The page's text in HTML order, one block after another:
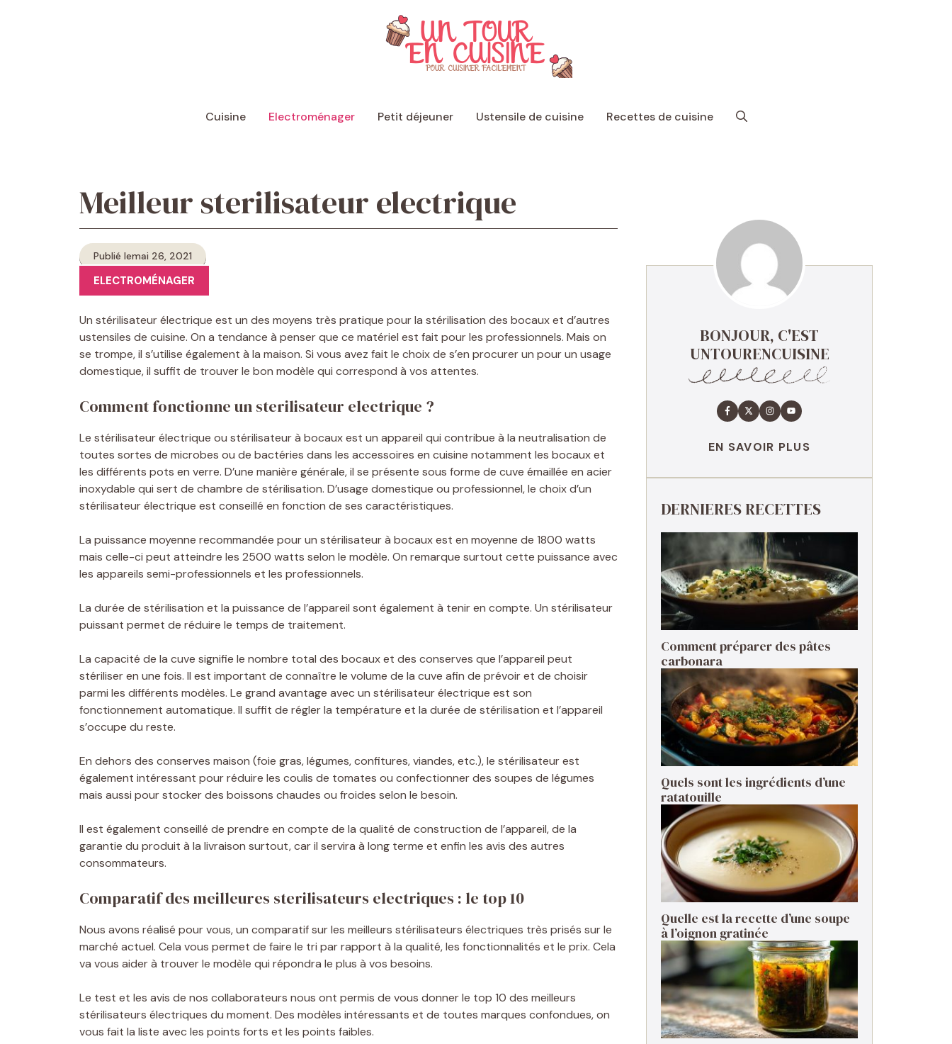
Cuisine Electroménager Petit déjeuner Ustensile de cuisine Recettes de cuisine
Meilleur sterilisateur electrique
Publié lemai 26, 2021
ELECTROMÉNAGER
Un stérilisateur électrique est un des moyens très pratique pour la stérilisation des bocaux et d’autres
ustensiles de cuisine. On a tendance à penser que ce matériel est fait pour les professionnels. Mais on
se trompe, il s’utilise également à la maison. Si vous avez fait le choix de s’en procurer un pour un usage
domestique, il suffit de trouver le bon modèle qui correspond à vos attentes.
Comment fonctionne un sterilisateur electrique ?
Le stérilisateur électrique ou stérilisateur à bocaux est un appareil qui contribue à la neutralisation de
toutes sortes de microbes ou de bactéries dans les accessoires en cuisine notamment les bocaux et
les différents pots en verre. D’une manière générale, il se présente sous forme de cuve émaillée en acier
inoxydable qui sert de chambre de stérilisation. D’usage domestique ou professionnel, le choix d’un
stérilisateur électrique est conseillé en fonction de ses caractéristiques.
La puissance moyenne recommandée pour un stérilisateur à bocaux est en moyenne de 1800 watts
mais celle-ci peut atteindre les 2500 watts selon le modèle. On remarque surtout cette puissance avec
les appareils semi-professionnels et les professionnels.
La durée de stérilisation et la puissance de l’appareil sont également à tenir en compte. Un stérilisateur
puissant permet de réduire le temps de traitement.
La capacité de la cuve signifie le nombre total des bocaux et des conserves que l’appareil peut
stériliser en une fois. Il est important de connaître le volume de la cuve afin de prévoir et de choisir
parmi les différents modèles. Le grand avantage avec un stérilisateur électrique est son
fonctionnement automatique. Il suffit de régler la température et la durée de stérilisation et l’appareil
s’occupe du reste.
En dehors des conserves maison (foie gras, légumes, confitures, viandes, etc.), le stérilisateur est
également intéressant pour réduire les coulis de tomates ou confectionner des soupes de légumes
mais aussi pour stocker des boissons chaudes ou froides selon le besoin.
Il est également conseillé de prendre en compte de la qualité de construction de l’appareil, de la
garantie du produit à la livraison surtout, car il servira à long terme et enfin les avis des autres
consommateurs.
Comparatif des meilleures sterilisateurs electriques : le top 10
Nous avons réalisé pour vous, un comparatif sur les meilleurs stérilisateurs électriques très prisés sur le
marché actuel. Cela vous permet de faire le tri par rapport à la qualité, les fonctionnalités et le prix. Cela
va vous aider à trouver le modèle qui répondra le plus à vos besoins.
Le test et les avis de nos collaborateurs nous ont permis de vous donner le top 10 des meilleurs
stérilisateurs électriques du moment. Des modèles intéressants et de toutes marques confondues, on
vous fait la liste avec les points forts et les points faibles.
BONJOUR, C'EST
UNTOURENCUISINE
EN SAVOIR PLUS
DERNIERES RECETTES
Comment préparer des pâtes
carbonara ​
Quels sont les ingrédients d’une
ratatouille ​
Quelle est la recette d’une soupe
à l’oignon gratinée ​